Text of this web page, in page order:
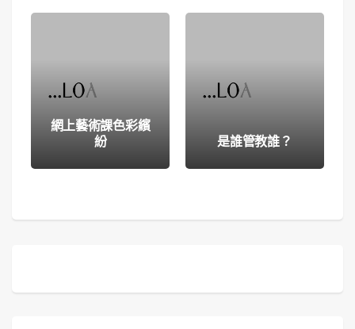
網上藝術課色彩繽
紛
是誰管教誰？